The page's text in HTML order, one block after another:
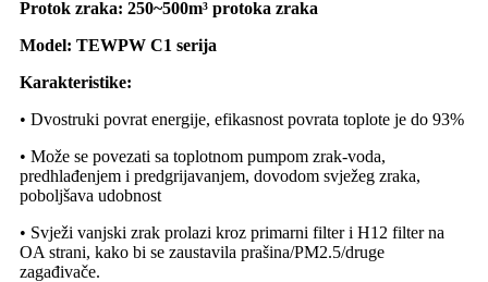
Protok zraka: 250~500m³ protoka zraka
Model: TEWPW C1 serija
Karakteristike:
• Dvostruki povrat energije, efikasnost povrata toplote je do 93%
• Može se povezati sa toplotnom pumpom zrak-voda,
predhlađenjem i predgrijavanjem, dovodom svježeg zraka,
poboljšava udobnost
• Svježi vanjski zrak prolazi kroz primarni filter i H12 filter na
OA strani, kako bi se zaustavila prašina/PM2.5/druge
zagađivače.